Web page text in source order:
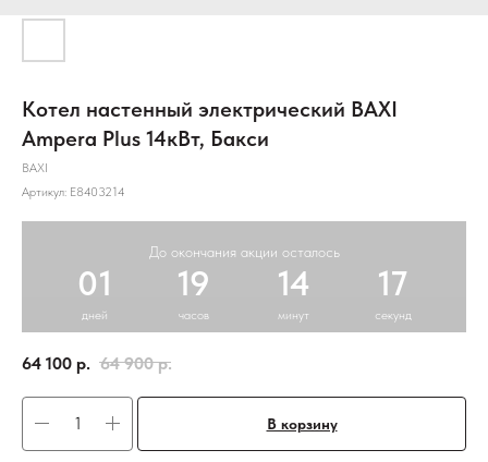
Котел настенный электрический BAXI
Ampera Plus 14кВт, Бакси
BAXI
Артикул: E8403214
До окончания акции осталось
01
дней
19
часов
14
минут
16
секунд
64 100 р. 64 900 р.
В корзину